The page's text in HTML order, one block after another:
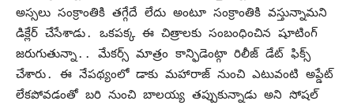
అస్సలు సంక్రాంతికి తగ్గేదే లేదు అంటూ సంక్రాంతికి వస్తున్నామని
డిక్లేర్ చేసేశాడు. ఒకపక్క ఈ చిత్రాలకు సంబంధించిన షూటింగ్
జరుగుతున్నా.. మేకర్స్ మాత్రం కాన్ఫిడెంట్గా రిలీజ్ డేట్ ఫిక్స్
చేశారు. ఈ నేపథ్యంలో డాకు మహారాజ్ నుంచి ఎటువంటి అప్డేట్
లేకపోవడంతో బరి నుంచి బాలయ్య తప్పుకున్నాడు అని సోషల్